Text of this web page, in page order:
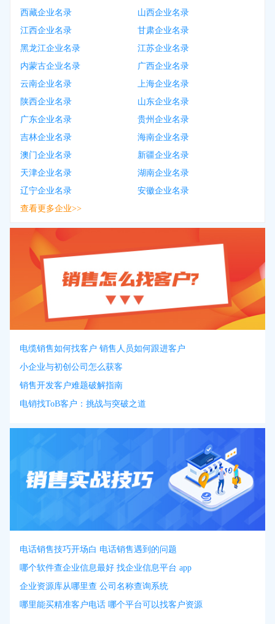
西藏企业名录
山西企业名录
江西企业名录
甘肃企业名录
黑龙江企业名录
江苏企业名录
内蒙古企业名录
广西企业名录
云南企业名录
上海企业名录
陕西企业名录
山东企业名录
广东企业名录
贵州企业名录
吉林企业名录
海南企业名录
澳门企业名录
新疆企业名录
天津企业名录
湖南企业名录
辽宁企业名录
安徽企业名录
查看更多企业>>
电缆销售如何找客户 销售人员如何跟进客户
小企业与初创公司怎么获客
销售开发客户难题破解指南
电销找ToB客户：挑战与突破之道
电话销售技巧开场白 电话销售遇到的问题
哪个软件查企业信息最好 找企业信息平台 app
企业资源库从哪里查 公司名称查询系统
哪里能买精准客户电话 哪个平台可以找客户资源